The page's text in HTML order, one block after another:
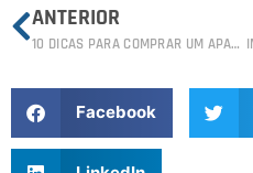
ANTERIOR
10 DICAS PARA COMPRAR UM APARTAMENTO EM BALNEÁRIO CAMBORIÚ
Facebook